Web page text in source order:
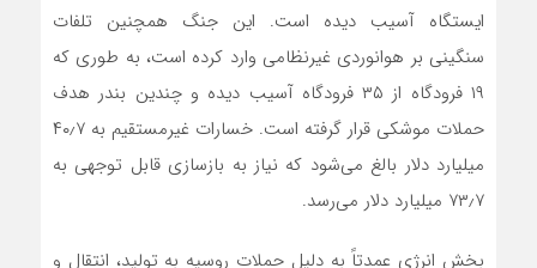
ایستگاه آسیب دیده است. این جنگ همچنین تلفات
سنگینی بر هوانوردی غیرنظامی وارد کرده است، به طوری که
۱۹ فرودگاه از ۳۵ فرودگاه آسیب دیده و چندین بندر هدف
حملات موشکی قرار گرفته است. خسارات غیرمستقیم به ۴۰٫۷
میلیارد دلار بالغ می‌شود که نیاز به بازسازی قابل توجهی به
۷۳٫۷ میلیارد دلار می‌رسد.
بخش انرژی عمدتاً به دلیل حملات روسیه به تولید، انتقال و